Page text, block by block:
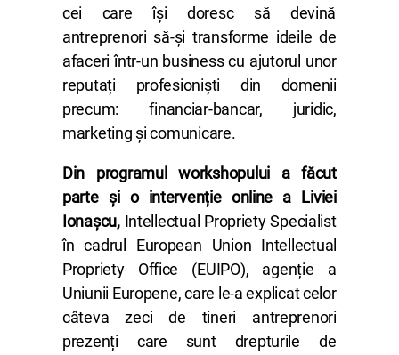
cei care își doresc să devină
antreprenori să-și transforme ideile de
afaceri într-un business cu ajutorul unor
reputați profesioniști din domenii
precum: financiar-bancar, juridic,
marketing și comunicare.
Din programul workshopului a făcut
parte și o intervenție online a Liviei
Ionașcu,Intellectual Propriety Specialist
în cadrul European Union Intellectual
Propriety Office (EUIPO), agenție a
Uniunii Europene, care le-a explicat celor
câteva zeci de tineri antreprenori
prezenți care sunt drepturile de